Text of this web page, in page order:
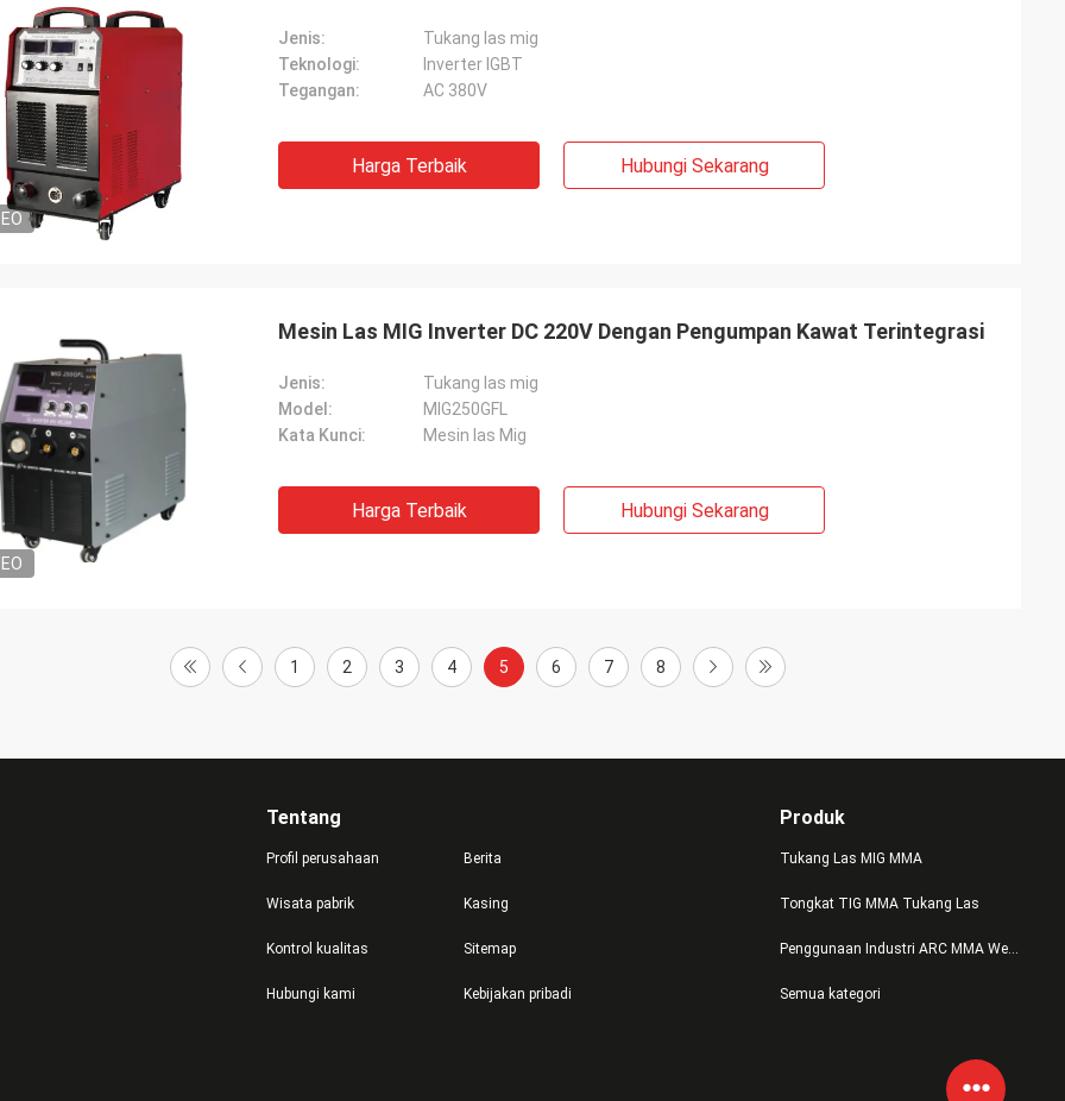
Jenis:
Tukang las mig
Teknologi:
Inverter IGBT
Tegangan:
AC 380V
Harga Terbaik Hubungi Sekarang
Mesin Las MIG Inverter DC 220V Dengan Pengumpan Kawat Terintegrasi
Jenis:
Tukang las mig
Model:
MIG250GFL
Kata Kunci:
Mesin las Mig
Harga Terbaik Hubungi Sekarang
1 2 3 4 5 6 7 8
Tentang
Profil perusahaan
Wisata pabrik
Kontrol kualitas
Hubungi kami
Berita
Kasing
Sitemap
Kebijakan pribadi
Produk
Tukang Las MIG MMA
Tongkat TIG MMA Tukang Las
Penggunaan Industri ARC MMA Welder
Semua kategori